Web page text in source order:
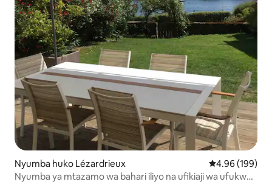
Nyumba huko Lézardrieux Ukadiriaji wa
4.96 (199)
Nyumba ya mtazamo wa bahari iliyo na ufikiaji wa ufukwe